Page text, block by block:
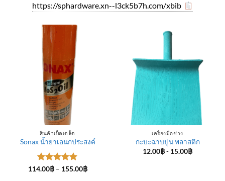
https://sphardware.xn--l3ck5b7h.com/xbib
สินค้าเบ็ดเตล็ด
Sonax น้ำยาเอนกประสงค์
ให้คะแนน
114.00฿ – 155.00฿Price
เครื่องมือช่าง
กะบะฉาบปูน พลาสติก
12.00฿- 15.00฿